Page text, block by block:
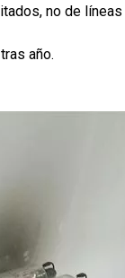
no de
año.